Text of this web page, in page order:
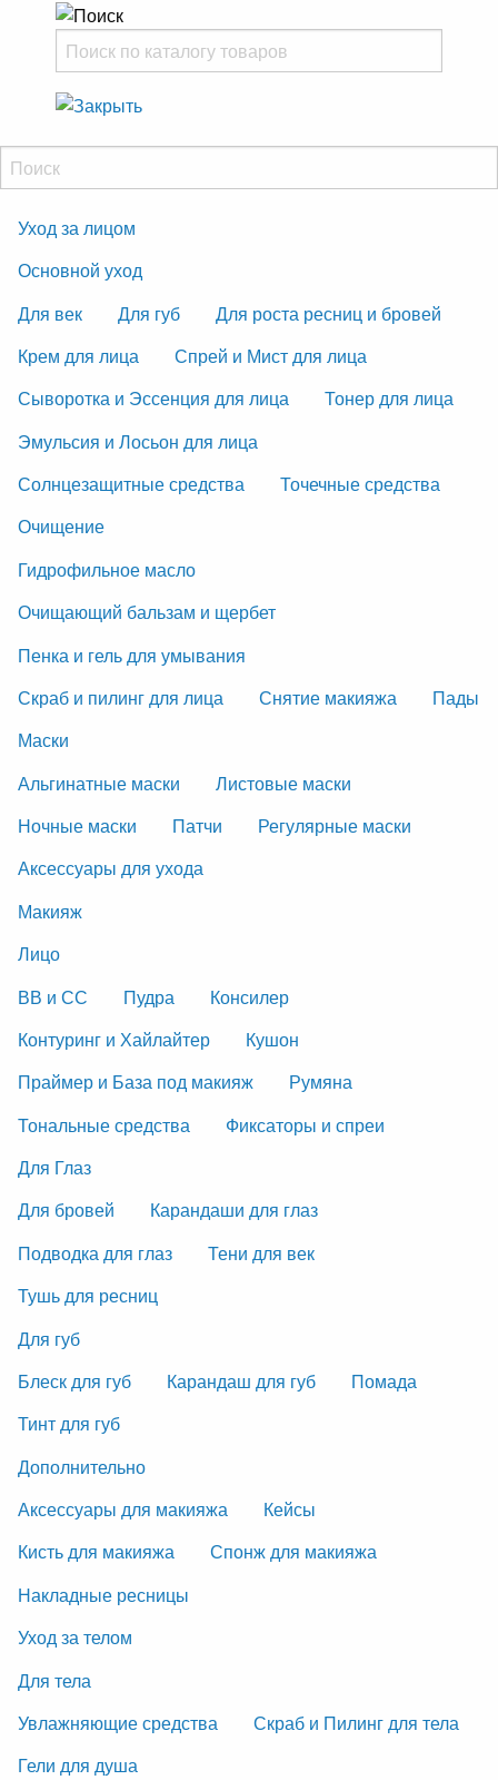
Уход за лицом
Основной уход
Для век
Для губ
Для роста ресниц и бровей
Крем для лица
Спрей и Мист для лица
Сыворотка и Эссенция для лица
Тонер для лица
Эмульсия и Лосьон для лица
Солнцезащитные средства
Точечные средства
Очищение
Гидрофильное масло
Очищающий бальзам и щербет
Пенка и гель для умывания
Скраб и пилинг для лица
Снятие макияжа
Пады
Маски
Альгинатные маски
Листовые маски
Ночные маски
Патчи
Регулярные маски
Аксессуары для ухода
Макияж
Лицо
ВВ и СС
Пудра
Консилер
Контуринг и Хайлайтер
Кушон
Праймер и База под макияж
Румяна
Тональные средства
Фиксаторы и спреи
Для Глаз
Для бровей
Карандаши для глаз
Подводка для глаз
Тени для век
Тушь для ресниц
Для губ
Блеск для губ
Карандаш для губ
Помада
Тинт для губ
Дополнительно
Аксессуары для макияжа
Кейсы
Кисть для макияжа
Спонж для макияжа
Накладные ресницы
Уход за телом
Для тела
Увлажняющие средства
Скраб и Пилинг для тела
Гели для душа